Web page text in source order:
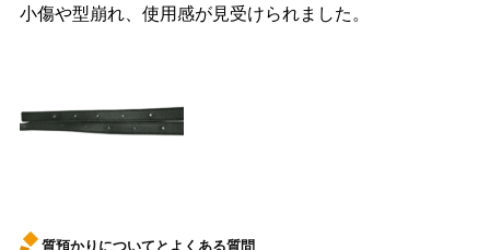
小傷や型崩れ、使用感が見受けられました。
質預かりについてとよくある質問